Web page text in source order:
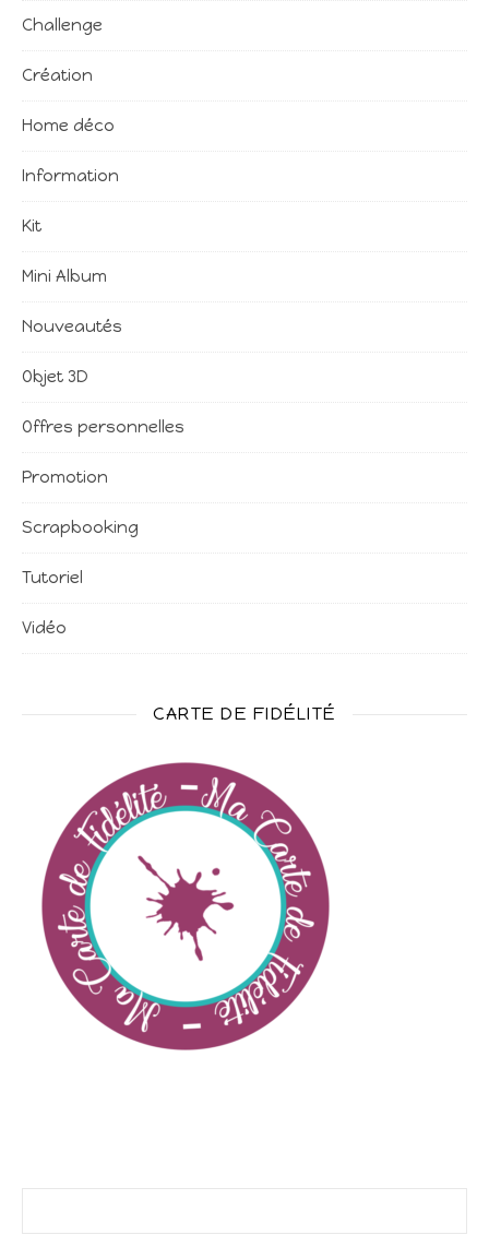
Challenge
Création
Home déco
Information
Kit
Mini Album
Nouveautés
Objet 3D
Offres personnelles
Promotion
Scrapbooking
Tutoriel
Vidéo
CARTE DE FIDÉLITÉ